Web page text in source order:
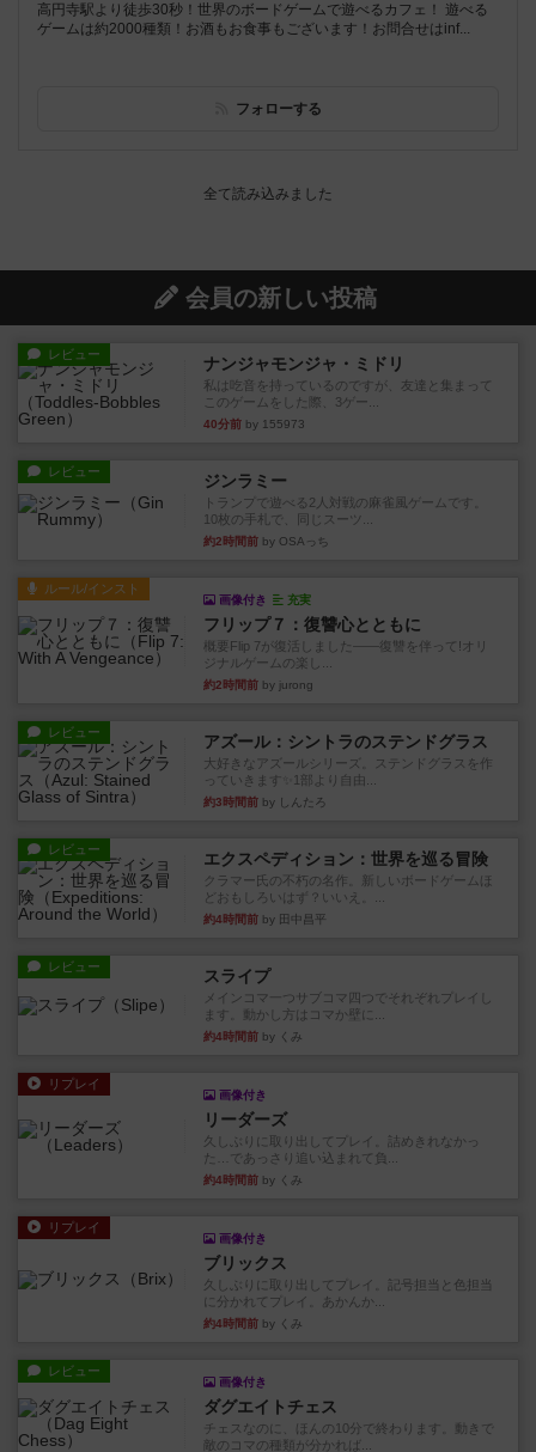
高円寺駅より徒歩30秒！世界のボードゲームで遊べるカフェ！ 遊べる
ゲームは約2000種類！お酒もお食事もございます！お問合せはinf...
フォローする
ナンジャモンジャ・ミドリ
40分前 by 155973
レビュー ジンラミー
トランプで遊べる2人対戦の麻雀風ゲームです。
約2時間前 by OSAっち
ルール/インスト
ジナルゲームの楽し...
約2時間前by jurong
レビュー アズール：シントラのステンドグラス
大好きなアズールシリーズ。ステンドグラスを作
約3時間前 by しんたろ
レビュー エクスペディション：世界を巡る冒険
クラマー氏の不朽の名作。新しいボードゲームほ
約4時間前 by 田中昌平
レビュー スライプ
メインコマ一つサブコマ四つでそれぞれプレイし
約4時間前by くみ
リプレイ
た…であっさり追い込まれて負...
約4時間前 by くみ
に分かれてプレイ。あかんか...
約4時間前 by くみ
敵のコマの種類が分かれば...
約4時間前 by くみ
レビュー